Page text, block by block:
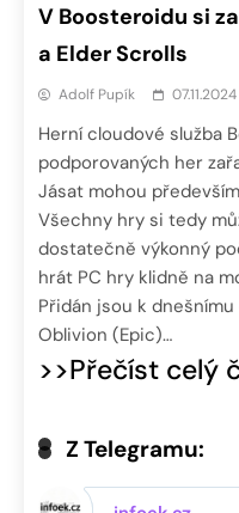
V Boosteroidu si
a Elder Scrolls
Adolf Pupík 07.11.2024
Herní cloudové služba
podporovaných her
Jásat mohou
Všechny hry si tedy
dostatečně výkonný
hrát PC hry klidně na
Přidán jsou k
Oblivion (Epic)…
>>Přečíst celý
Z Telegramu: